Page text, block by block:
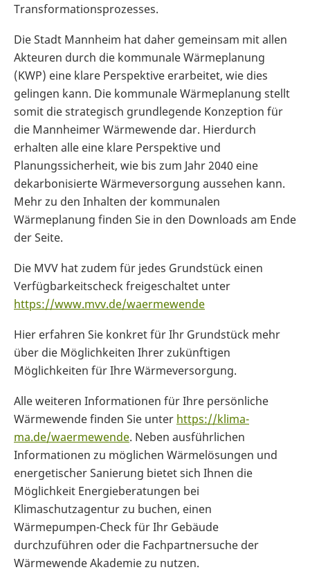
Transformationsprozesses.
Die Stadt Mannheim hat daher gemeinsam mit allen
Akteuren durch die kommunale Wärmeplanung
(KWP) eine klare Perspektive erarbeitet, wie dies
gelingen kann. Die kommunale Wärmeplanung stellt
somit die strategisch grundlegende Konzeption für
die Mannheimer Wärmewende dar. Hierdurch
erhalten alle eine klare Perspektive und
Planungssicherheit, wie bis zum Jahr 2040 eine
dekarbonisierte Wärmeversorgung aussehen kann.
Mehr zu den Inhalten der kommunalen
Wärmeplanung finden Sie in den Downloads am Ende
der Seite.
Die MVV hat zudem für jedes Grundstück einen
Verfügbarkeitscheck freigeschaltet unter
https://www.mvv.de/waermewende
Hier erfahren Sie konkret für Ihr Grundstück mehr
über die Möglichkeiten Ihrer zukünftigen
Möglichkeiten für Ihre Wärmeversorgung.
Alle weiteren Informationen für Ihre persönliche
Wärmewende finden Sie unter https://klima-
ma.de/waermewende. Neben ausführlichen
Informationen zu möglichen Wärmelösungen und
energetischer Sanierung bietet sich Ihnen die
Möglichkeit Energieberatungen bei
Klimaschutzagentur zu buchen, einen
Wärmepumpen-Check für Ihr Gebäude
durchzuführen oder die Fachpartnersuche der
Wärmewende Akademie zu nutzen.